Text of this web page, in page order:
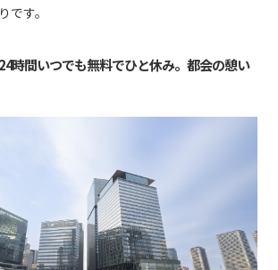
です。
時間いつでも無料でひと休み。都会の憩い